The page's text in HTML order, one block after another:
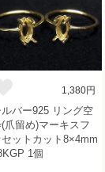
1,380円
ルバー925 リング空
爪留め)マーキスフ
セットカット8×4mm
1個